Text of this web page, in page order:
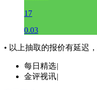
17
0.03
• 以上抽取的报价有延迟
每日精选|
金评视讯|